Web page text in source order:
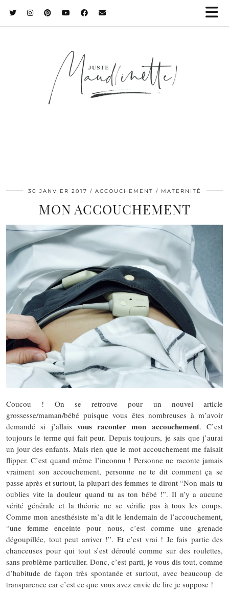
30 JANVIER 2017 ACCOUCHEMENT / MATERNITÉ
MON ACCOUCHEMENT
Coucou ! On se retrouve pour un nouvel article
grossesse/maman/bébé puisque vous êtes nombreuses à m’avoir
demandé si j’allais vous raconter mon accouchement. C’est
toujours le terme qui fait peur. Depuis toujours, je sais que j’aurai
un jour des enfants. Mais rien que le mot accouchement me faisait
flipper. C’est quand même l’inconnu ! Personne ne raconte jamais
vraiment son accouchement, personne ne te dit comment ça se
passe après et surtout, la plupart des femmes te diront “Non mais tu
oublies vite la douleur quand tu as ton bébé !”. Il n’y a aucune
vérité générale et la théorie ne se vérifie pas à tous les coups.
Comme mon anesthésiste m’a dit le lendemain de l’accouchement,
“une femme enceinte pour nous, c’est comme une grenade
dégoupillée, tout peut arriver !”. Et c’est vrai ! Je fais partie des
chanceuses pour qui tout s’est déroulé comme sur des roulettes,
sans problème particulier. Donc, c’est parti, je vous dis tout, comme
d’habitude de façon très spontanée et surtout, avec beaucoup de
transparence car c’est ce que vous avez envie de lire je suppose !